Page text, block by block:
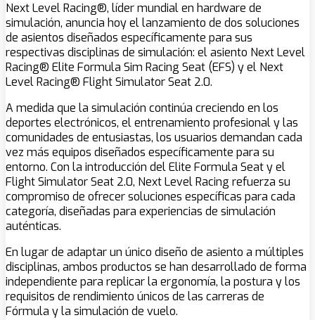
Next Level Racing®, líder mundial en hardware de
simulación, anuncia hoy el lanzamiento de dos soluciones
de asientos diseñados específicamente para sus
respectivas disciplinas de simulación: el asiento Next Level
Racing® Elite Formula Sim Racing Seat (EFS) y el Next
Level Racing® Flight Simulator Seat 2.0.
A medida que la simulación continúa creciendo en los
deportes electrónicos, el entrenamiento profesional y las
comunidades de entusiastas, los usuarios demandan cada
vez más equipos diseñados específicamente para su
entorno. Con la introducción del Elite Formula Seat y el
Flight Simulator Seat 2.0, Next Level Racing refuerza su
compromiso de ofrecer soluciones específicas para cada
categoría, diseñadas para experiencias de simulación
auténticas.
En lugar de adaptar un único diseño de asiento a múltiples
disciplinas, ambos productos se han desarrollado de forma
independiente para replicar la ergonomía, la postura y los
requisitos de rendimiento únicos de las carreras de
Fórmula y la simulación de vuelo.